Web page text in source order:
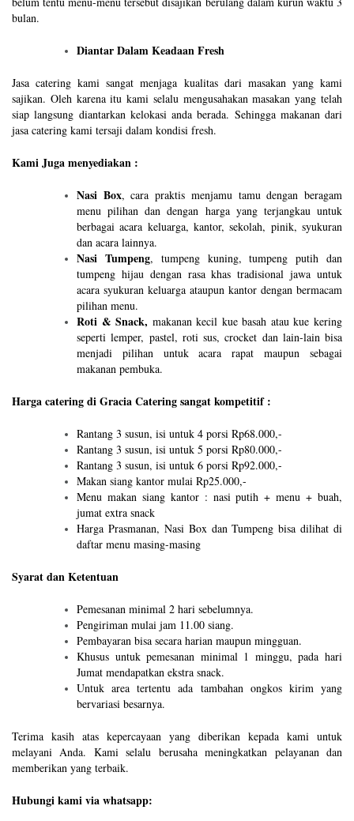
bulan.
Diantar Dalam Keadaan Fresh
Jasa catering kami sangat menjaga kualitas dari masakan yang kami
sajikan. Oleh karena itu kami selalu mengusahakan masakan yang telah
siap langsung diantarkan kelokasi anda berada. Sehingga makanan dari
jasa catering kami tersaji dalam kondisi fresh.
Kami Juga menyediakan :
Nasi Box, cara praktis menjamu tamu dengan beragam
menu pilihan dan dengan harga yang terjangkau untuk
berbagai acara keluarga, kantor, sekolah, pinik, syukuran
dan acara lainnya.
Nasi Tumpeng, tumpeng kuning, tumpeng putih dan
tumpeng hijau dengan rasa khas tradisional jawa untuk
acara syukuran keluarga ataupun kantor dengan bermacam
pilihan menu.
Roti & Snack, makanan kecil kue basah atau kue kering
seperti lemper, pastel, roti sus, crocket dan lain-lain bisa
menjadi pilihan untuk acara rapat maupun sebagai
makanan pembuka.
Harga catering di Gracia Catering sangat kompetitif :
Rantang 3 susun, isi untuk 4 porsi Rp68.000,-
Rantang 3 susun, isi untuk 5 porsi Rp80.000,-
Rantang 3 susun, isi untuk 6 porsi Rp92.000,-
Makan siang kantor mulai Rp25.000,-
Menu makan siang kantor : nasi putih + menu + buah,
jumat extra snack
Harga Prasmanan, Nasi Box dan Tumpeng bisa dilihat di
daftar menu masing-masing
Syarat dan Ketentuan
Pemesanan minimal 2 hari sebelumnya.
Pengiriman mulai jam 11.00 siang.
Pembayaran bisa secara harian maupun mingguan.
Khusus untuk pemesanan minimal 1 minggu, pada hari
Jumat mendapatkan ekstra snack.
Untuk area tertentu ada tambahan ongkos kirim yang
bervariasi besarnya.
Terima kasih atas kepercayaan yang diberikan kepada kami untuk
melayani Anda. Kami selalu berusaha meningkatkan pelayanan dan
memberikan yang terbaik.
Hubungi kami via whatsapp: